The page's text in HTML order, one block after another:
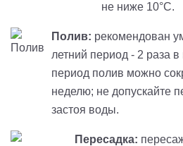
не ниже 10°С.
Полив: рекомендован
летний период - 2 раза
период полив можно
неделю; не допускайте
застоя воды.
Пересадка: